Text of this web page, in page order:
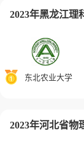
2023年黑龙江理
东北农业大学
2023年河北省物